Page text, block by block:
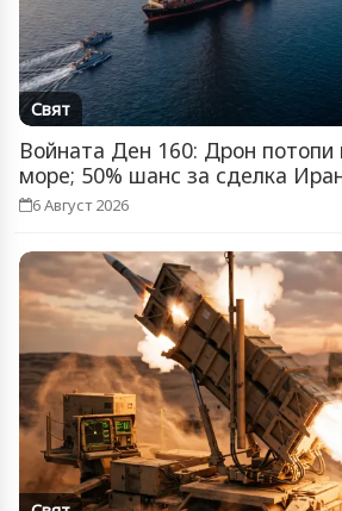
Свят
Войната Ден 160: Дрон потопи
море; 50% шанс за сделка
6 Август 2026